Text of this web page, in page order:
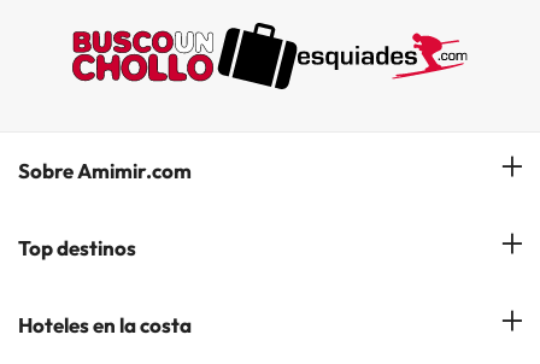
Sobre Amimir.com
¿Quiénes somos?
Gestionar mi reserva
Top destinos
Hoteles en Salou
Hoteles en la costa